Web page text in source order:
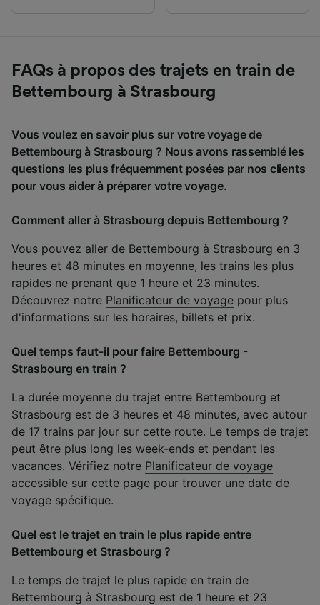
FAQs à propos des trajets en train de
Bettembourg à Strasbourg
Vous voulez en savoir plus sur votre voyage de
Bettembourg à Strasbourg ? Nous avons rassemblé les
questions les plus fréquemment posées par nos clients
pour vous aider à préparer votre voyage.
Comment aller à Strasbourg depuis Bettembourg ?
Vous pouvez aller de Bettembourg à Strasbourg en 3
heures et 48 minutes en moyenne, les trains les plus
rapides ne prenant que 1 heure et 23 minutes.
Découvrez notre Planificateur de voyage pour plus
d'informations sur les horaires, billets et prix.
Quel temps faut-il pour faire Bettembourg -
Strasbourg en train ?
La durée moyenne du trajet entre Bettembourg et
Strasbourg est de 3 heures et 48 minutes, avec autour
de 17 trains par jour sur cette route. Le temps de trajet
peut être plus long les week-ends et pendant les
vacances. Vérifiez notre Planificateur de voyage
accessible sur cette page pour trouver une date de
voyage spécifique.
Quel est le trajet en train le plus rapide entre
Bettembourg et Strasbourg ?
Le temps de trajet le plus rapide en train de
Bettembourg à Strasbourg est de 1 heure et 23